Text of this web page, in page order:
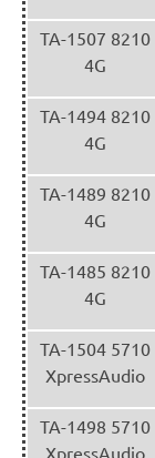
TA-1507 8210
4G
TA-1494 8210
4G
TA-1489 8210
4G
TA-1485 8210
4G
TA-1504 5710
XpressAudio
TA-1498 5710
XpressAudio